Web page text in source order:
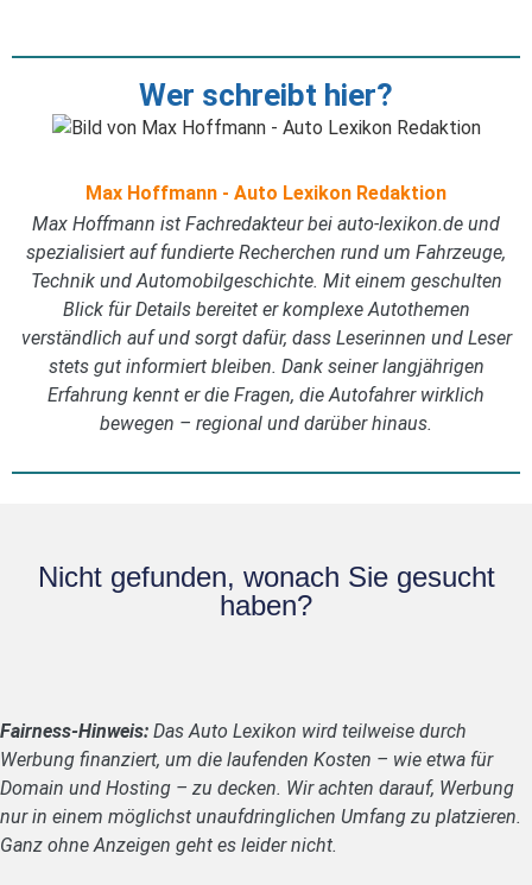
Wer schreibt hier?
Max Hoffmann - Auto Lexikon Redaktion
Max Hoffmann ist Fachredakteur bei auto-lexikon.de und
spezialisiert auf fundierte Recherchen rund um Fahrzeuge,
Technik und Automobilgeschichte. Mit einem geschulten
Blick für Details bereitet er komplexe Autothemen
verständlich auf und sorgt dafür, dass Leserinnen und Leser
stets gut informiert bleiben. Dank seiner langjährigen
Erfahrung kennt er die Fragen, die Autofahrer wirklich
bewegen – regional und darüber hinaus.
Nicht gefunden, wonach Sie gesucht
haben?
Fairness-Hinweis: Das Auto Lexikon wird teilweise durch
Werbung finanziert, um die laufenden Kosten – wie etwa für
Domain und Hosting – zu decken. Wir achten darauf, Werbung
nur in einem möglichst unaufdringlichen Umfang zu platzieren.
Ganz ohne Anzeigen geht es leider nicht.